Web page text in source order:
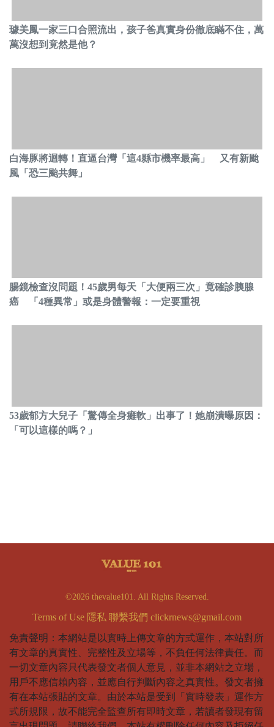
璩美鳳一家三口合照流出，孩子爸真實身份徹底瞞不住，萬
萬沒想到竟然是他？
白海豚將迴轉！直逼台灣「這4縣市機率最高」 又有新颱
風「恐三颱共舞」
腸鏡檢查沒問題！45歲男每天「大便兩三次」竟確診胰腺
癌 「4種異常」或是身體警報：一定要重視
53歲郁方大兒子「驚傳全身癱軟」出事了！她崩潰曝原因：
「可以這樣的嗎？」
©2026 thevalue101. All Rights Reserved.
Terms of Use 隱私 聯繫我們 clickrnews@gmail.com
免責聲明：本網站是以實時上傳文章的方式運作，本站對所
有文章的真實性、完整性及立場等，不負任何法律責任。而
一切文章內容只代表發文者個人意見，並非本網站之立場，
用戶不應信賴內容，並應自行判斷內容之真實性。發文者擁
有在本站張貼的文章。由於本站是受到「實時發表」運作方
式所規限，故不能完全監查所有即時文章，若讀者發現有留